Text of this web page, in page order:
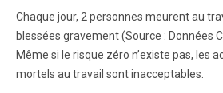
Chaque jour, 2 personnes meurent au
blessées gravement (Source : Données
Même si le risque zéro n’existe pas, les
mortels au travail sont inacceptables.